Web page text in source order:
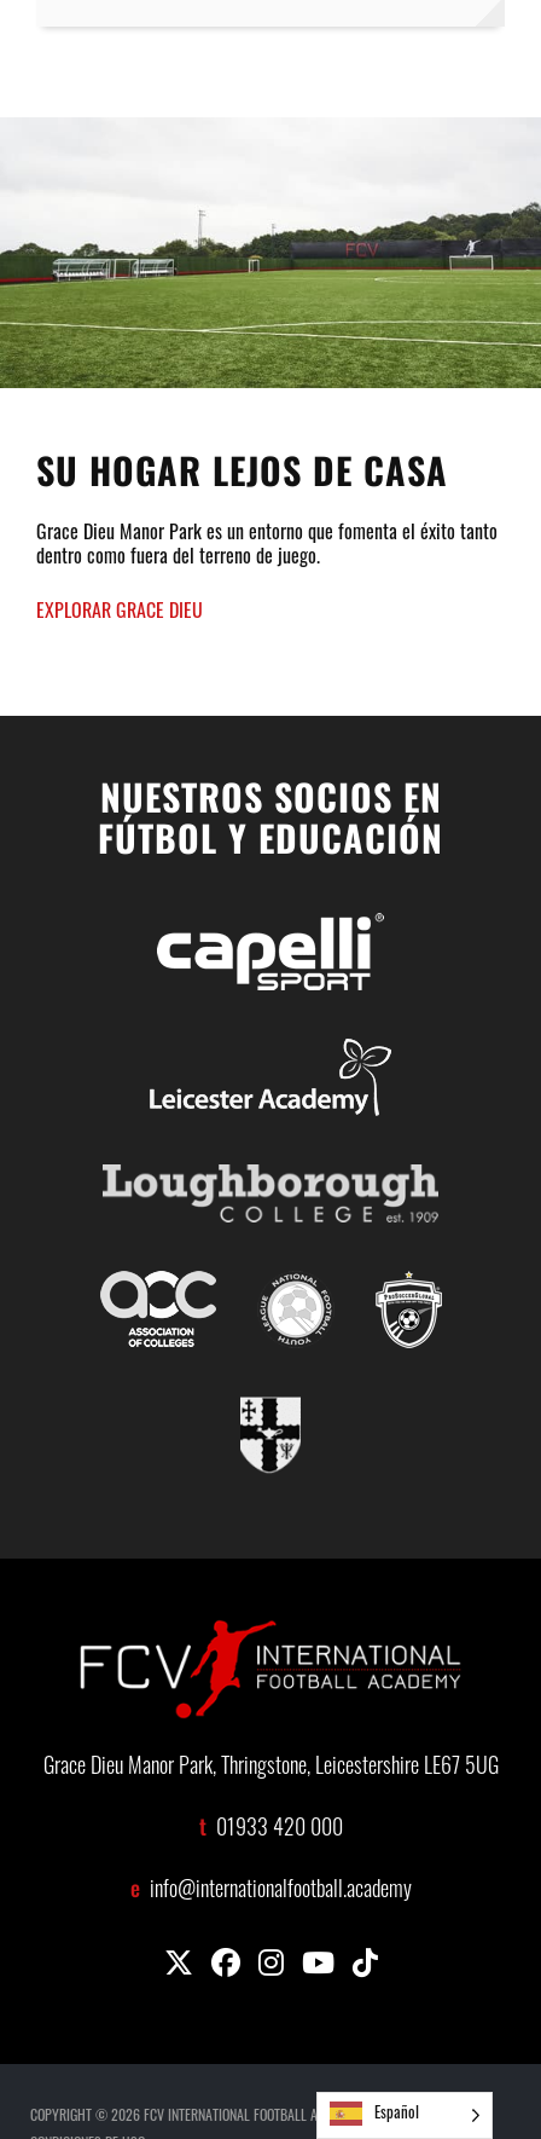
SU HOGAR LEJOS DE CASA
Grace Dieu Manor Park es un entorno que fomenta el éxito tanto
dentro como fuera del terreno de juego.
EXPLORAR GRACE DIEU
NUESTROS SOCIOS EN
FÚTBOL Y EDUCACIÓN
Grace Dieu Manor Park, Thringstone, Leicestershire LE67 5UG
t 01933 420 000
e info@internationalfootball.academy
COPYRIGHT © 2026 FCV INTERNATIONAL FOOTBALL ACADEMY
Español